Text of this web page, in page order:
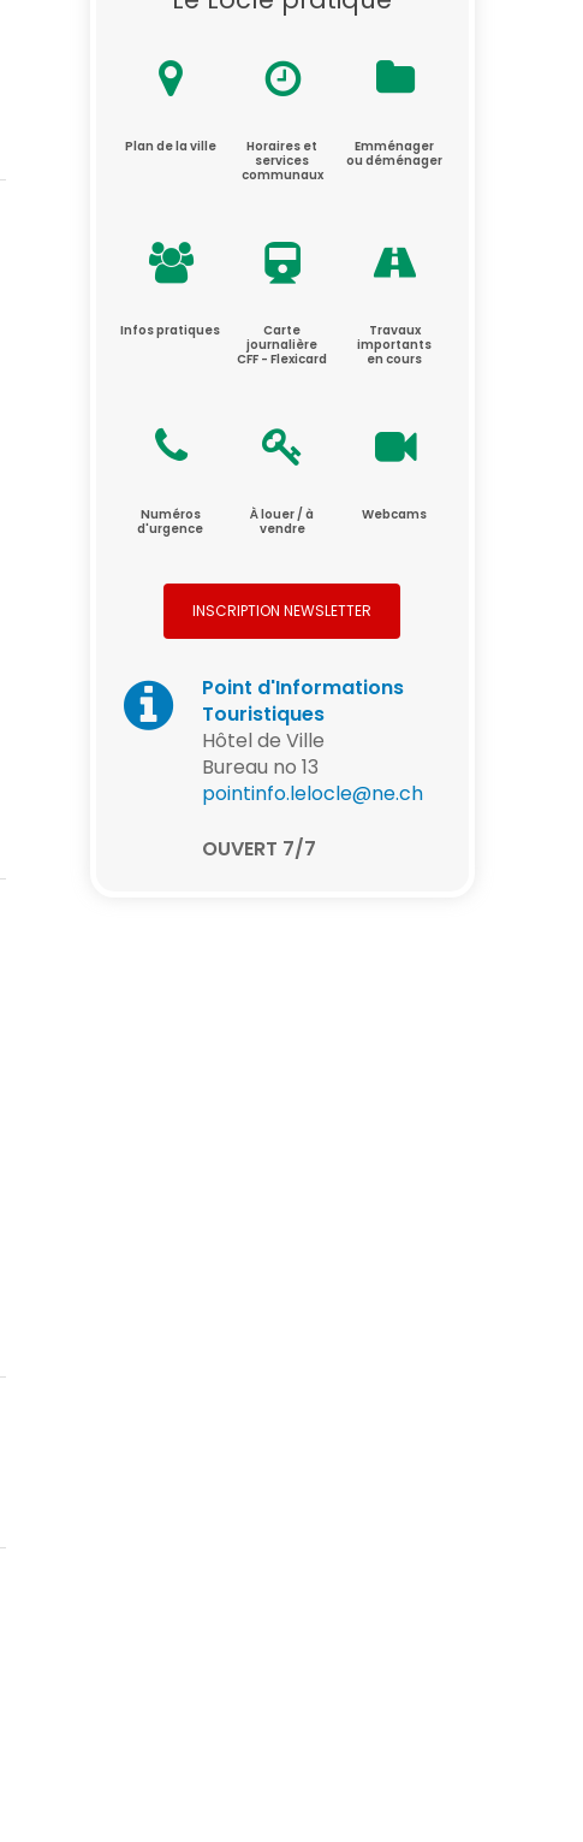
Plan de la ville
Horaires et
services
communaux
Emménager
ou déménager
Infos pratiques
Carte
journalière
CFF - Flexicard
Travaux
importants
en cours
Numéros
d'urgence
À louer / à
vendre
Webcams
INSCRIPTION NEWSLETTER
Point d'Informations
Touristiques
Hôtel de Ville
Bureau no 13
pointinfo.lelocle@ne.ch
OUVERT 7/7